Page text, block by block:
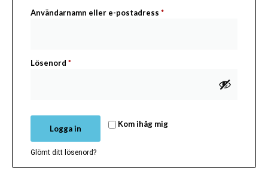
Användarnamn eller e-postadress *
Lösenord *
Kom ihåg mig
Logga in
Glömt ditt lösenord?